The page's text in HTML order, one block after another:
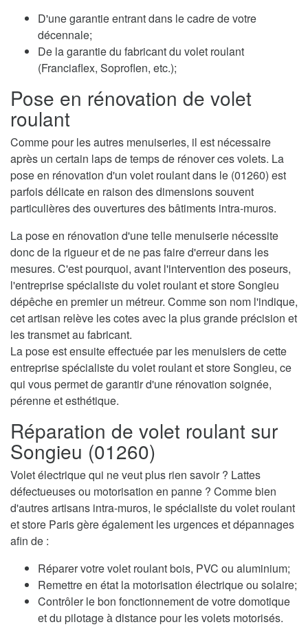
D'une garantie entrant dans le cadre de votre
décennale;
De la garantie du fabricant du volet roulant
(Franciaflex, Soproflen, etc.);
Pose en rénovation de volet
roulant
Comme pour les autres menuiseries, il est nécessaire
après un certain laps de temps de rénover ces volets. La
pose en rénovation d'un volet roulant dans le (01260) est
parfois délicate en raison des dimensions souvent
particulières des ouvertures des bâtiments intra-muros.
La pose en rénovation d'une telle menuiserie nécessite
donc de la rigueur et de ne pas faire d'erreur dans les
mesures. C'est pourquoi, avant l'intervention des poseurs,
l'entreprise spécialiste du volet roulant et store Songieu
dépêche en premier un métreur. Comme son nom l'indique,
cet artisan relève les cotes avec la plus grande précision et
les transmet au fabricant.
La pose est ensuite effectuée par les menuisiers de cette
entreprise spécialiste du volet roulant et store Songieu, ce
qui vous permet de garantir d'une rénovation soignée,
pérenne et esthétique.
Réparation de volet roulant sur
Songieu (01260)
Volet électrique qui ne veut plus rien savoir ? Lattes
défectueuses ou motorisation en panne ? Comme bien
d'autres artisans intra-muros, le spécialiste du volet roulant
et store Paris gère également les urgences et dépannages
afin de :
Réparer votre volet roulant bois, PVC ou aluminium;
Remettre en état la motorisation électrique ou solaire;
Contrôler le bon fonctionnement de votre domotique
et du pilotage à distance pour les volets motorisés.